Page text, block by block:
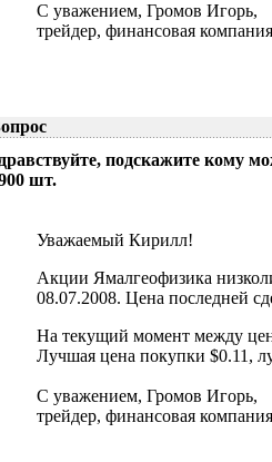
С уважением, Громов Игорь,
трейдер, финансовая
подскажите кому
шт.
Уважаемый Кирилл!
Акции Ямалгеофизика
08.07.2008. Цена последней
На текущий момент между
Лучшая цена покупки $0.11,
С уважением, Громов Игорь,
трейдер, финансовая